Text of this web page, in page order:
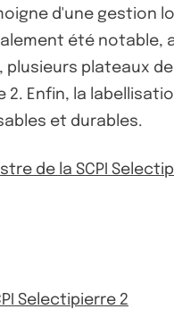
d'une
été notable,
plateaux
Enfin, la
et durables.
de la SCPI
Selectipierre 2